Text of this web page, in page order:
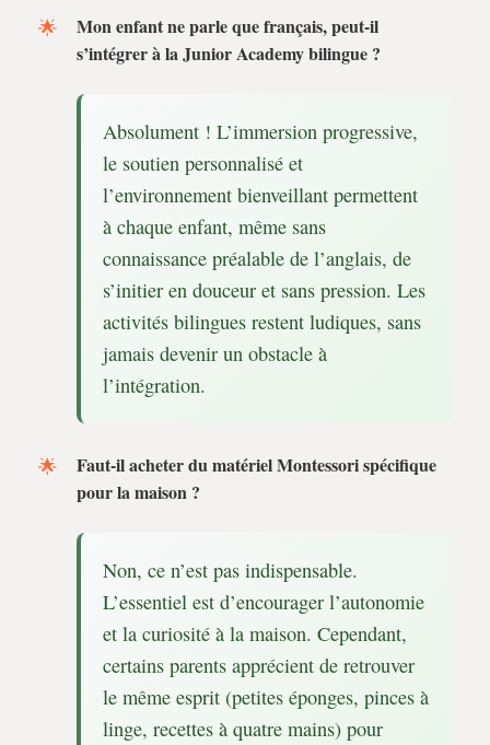
Mon enfant ne parle que français, peut-il
s’intégrer à la Junior Academy bilingue ?
Absolument ! L’immersion progressive,
le soutien personnalisé et
l’environnement bienveillant permettent
à chaque enfant, même sans
connaissance préalable de l’anglais, de
s’initier en douceur et sans pression. Les
activités bilingues restent ludiques, sans
jamais devenir un obstacle à
l’intégration.
Faut-il acheter du matériel Montessori spécifique
pour la maison ?
Non, ce n’est pas indispensable.
L’essentiel est d’encourager l’autonomie
et la curiosité à la maison. Cependant,
certains parents apprécient de retrouver
le même esprit (petites éponges, pinces à
linge, recettes à quatre mains) pour